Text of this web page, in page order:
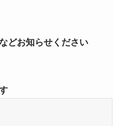
どお知らせください